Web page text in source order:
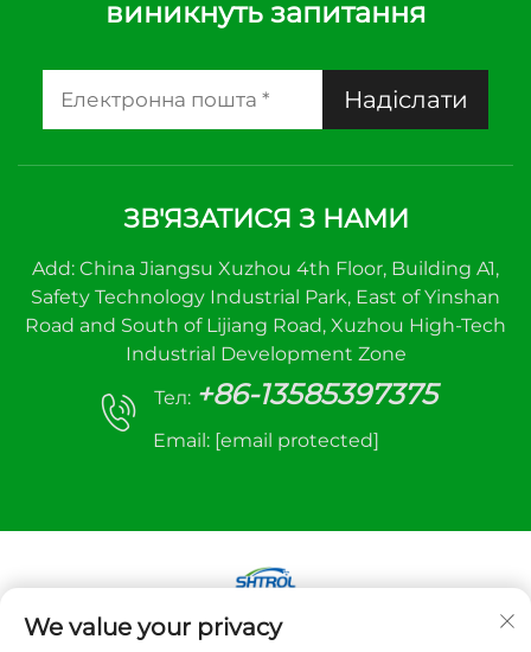
виникнуть запитання
Надіслати
ЗВ'ЯЗАТИСЯ З НАМИ
Add: China Jiangsu Xuzhou 4th Floor, Building A1,
Safety Technology Industrial Park, East of Yinshan
Road and South of Lijiang Road, Xuzhou High-Tech
Industrial Development Zone
Тел: +86-13585397375
Email: [email protected]
Авторське право © 2025 Xuzhou sanhe
We value your privacy